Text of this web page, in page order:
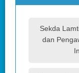
Sekda
dan